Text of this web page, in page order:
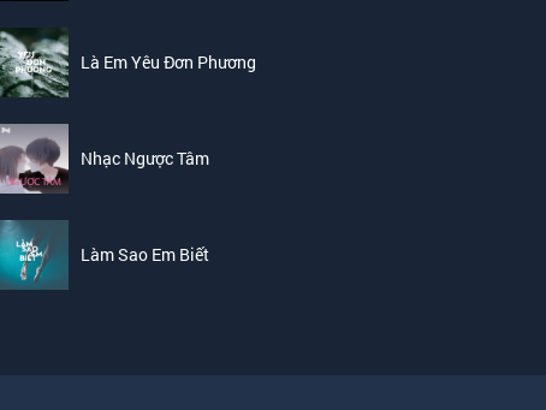
Là Em Yêu Đơn Phương
Nhạc Ngược Tâm
Làm Sao Em Biết